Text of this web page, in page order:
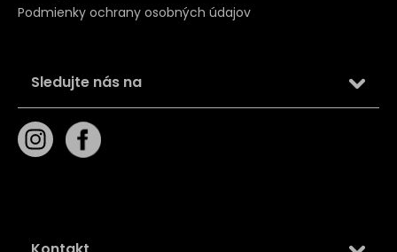
Podmienky ochrany osobných údajov
Sledujte nás na